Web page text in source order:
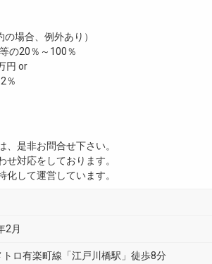
場合、例外あり）
の20％～100％
円 or
％
是非お問合せ下さい。
対応をしております。
して運営しています。
2月
トロ有楽町線「江戸川橋駅」徒歩8分